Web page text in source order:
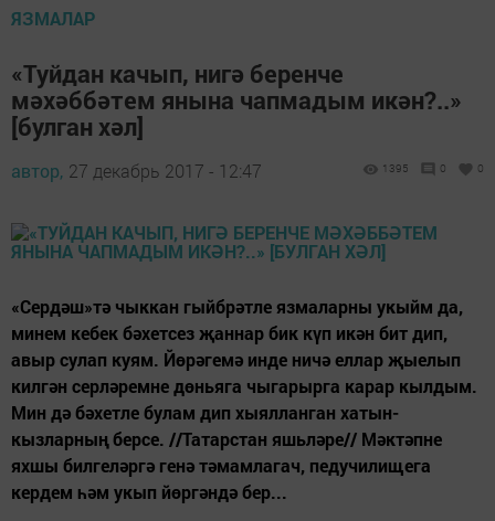
ЯЗМАЛАР
«Туйдан качып, нигә беренче
мәхәббәтем янына чапмадым икән?..»
[булган хәл]
автор, 27 декабрь 2017 - 12:47 1395 0 0
«Сердәш»тә чыккан гыйбрәтле язмаларны укыйм да,
минем кебек бәхетсез җаннар бик күп икән бит дип,
авыр сулап куям. Йөрәгемә инде ничә еллар җыелып
килгән серләремне дөньяга чыгарырга карар кылдым.
Мин дә бәхетле булам дип хыялланган хатын-
кызларның берсе. //Татарстан яшьләре// Мәктәпне
яхшы билгеләргә генә тәмамлагач, педучилищега
кердем һәм укып йөргәндә бер...